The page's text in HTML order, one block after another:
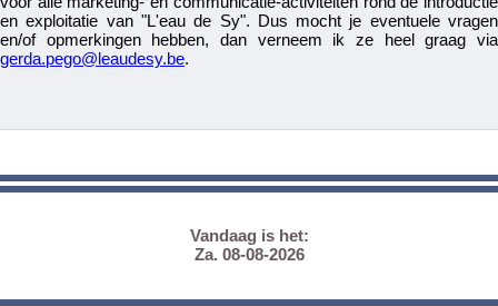
en exploitatie van "L'eau de Sy". Dus mocht je eventuele vragen
en/of opmerkingen hebben, dan verneem ik ze heel graag via
gerda.pego@leaudesy.be.
Vandaag is het:
Za. 08-08-2026